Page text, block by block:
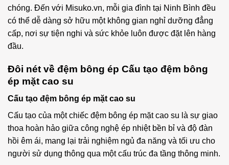
chóng. Đến với Misuko.vn, mỗi gia đình tại Ninh Bình đều
có thể dễ dàng sở hữu một không gian nghỉ dưỡng đẳng
cấp, nơi sự tiện nghi và sức khỏe luôn được đặt lên hàng
đầu.
Đôi nét về đệm bông ép Cấu tạo đệm bông
ép mặt cao su
Cấu tạo đệm bông ép mặt cao su
Cấu tạo của một chiếc đệm bông ép mặt cao su là sự giao
thoa hoàn hảo giữa công nghệ ép nhiệt bền bỉ và độ đàn
hồi êm ái, mang lại trải nghiệm ngủ đa năng và tối ưu cho
người sử dụng thông qua một cấu trúc đa tầng thông minh.